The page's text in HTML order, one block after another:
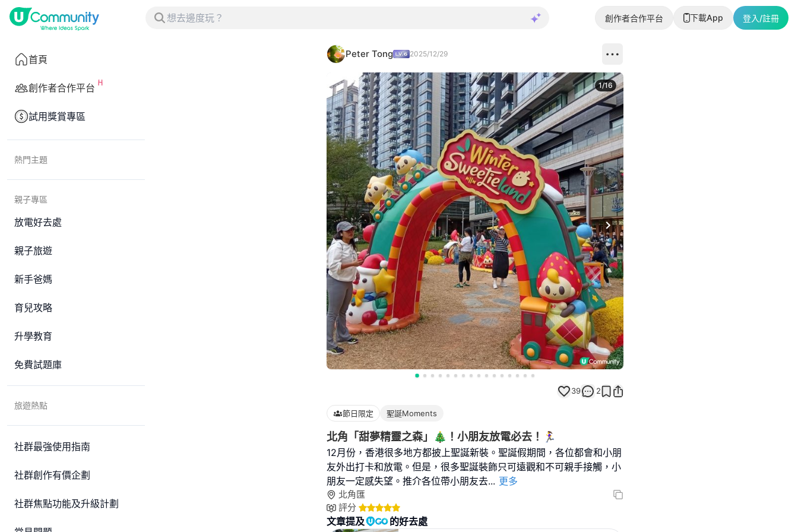
創作者合作平台 下載App 登入/註冊
首頁
創作者合作平台
試用獎賞專區
熱門主題
親子專區
放電好去處
親子旅遊
新手爸媽
育兒攻略
升學教育
免費試題庫
旅遊熱點
社群最強使用指南
社群創作有價企劃
社群焦點功能及升級計劃
Peter Tong 2025/12/29
Next slide
1/16
39 2
節日限定 聖誕Moments
北角「甜夢精靈之森」🎄！小朋友放電必去！🏃‍♀️
12月份，香港很多地方都披上聖誕新裝。聖誕假期間，各位都會和小朋
友外出打卡和放電。但是，很多聖誕裝飾只可遠觀和不可親手接觸，小
朋友一定感失望。推介各位帶小朋友去... 更多
北角匯
評分
文章提及 的好去處